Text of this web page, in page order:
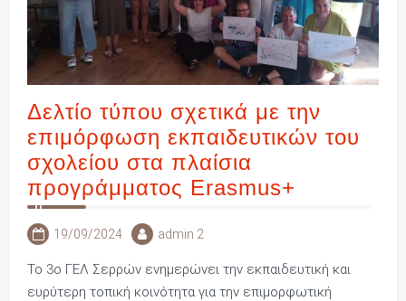
Δελτίο τύπου σχετικά με την
επιμόρφωση εκπαιδευτικών του
σχολείου στα πλαίσια
προγράμματος Erasmus+
19/09/2024 admin 2
Το 3ο ΓΕΛ Σερρών ενημερώνει την εκπαιδευτική και
ευρύτερη τοπική κοινότητα για την επιμορφωτική